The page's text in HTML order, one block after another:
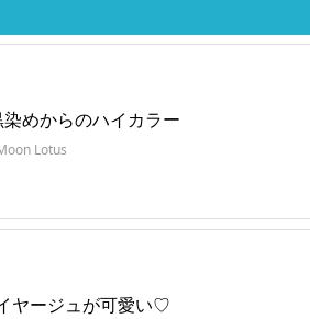
めからのハイカラー
Lotus
ヤージュが可愛い♡